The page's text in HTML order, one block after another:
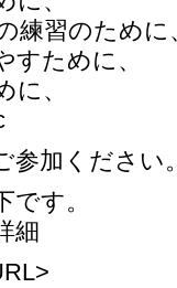
練習のために
すために、
に、
参加ください
です。
細